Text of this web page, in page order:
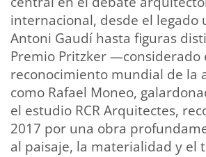
internacional, desde el legado
Antoni Gaudí hasta figuras
Premio Pritzker —considerado
reconocimiento mundial de
como Rafael Moneo,
el estudio RCR Arquitectes,
2017 por una obra
al paisaje, la materialidad y el